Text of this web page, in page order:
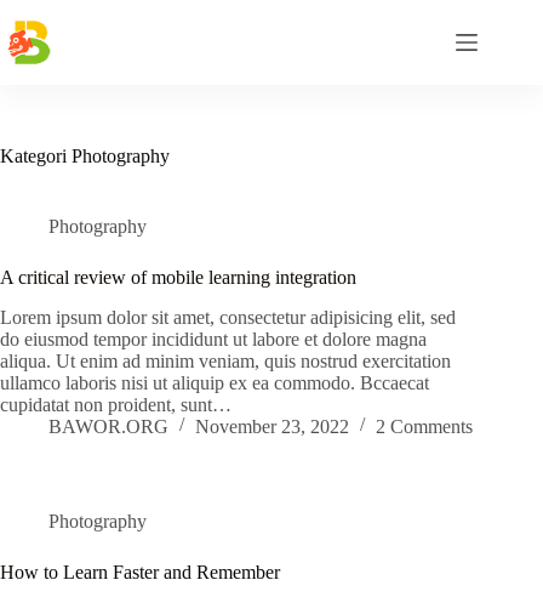
to
content
Kategori Photography
Photography
A critical review of mobile learning integration
Lorem ipsum dolor sit amet, consectetur adipisicing elit, sed
do eiusmod tempor incididunt ut labore et dolore magna
aliqua. Ut enim ad minim veniam, quis nostrud exercitation
ullamco laboris nisi ut aliquip ex ea commodo. Bccaecat
cupidatat non proident, sunt…
BAWOR.ORG
November 23, 2022 2 Comments
Photography
How to Learn Faster and Remember